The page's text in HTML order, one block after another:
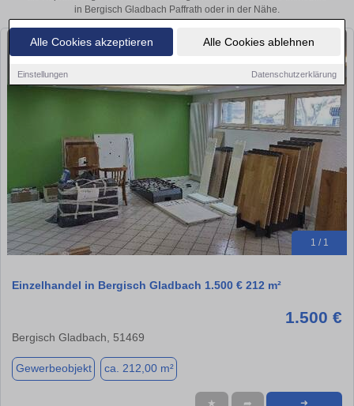
Alle Cookies akzeptieren Alle Cookies ablehnen
Einstellungen Datenschutzerklärung
in Bergisch Gladbach Paffrath oder in der Nähe.
1 / 1
Einzelhandel in Bergisch Gladbach 1.500 € 212 m²
1.500 €
Bergisch Gladbach, 51469
Gewerbeobjekt ca. 212,00 m²
★ ➦ ➜